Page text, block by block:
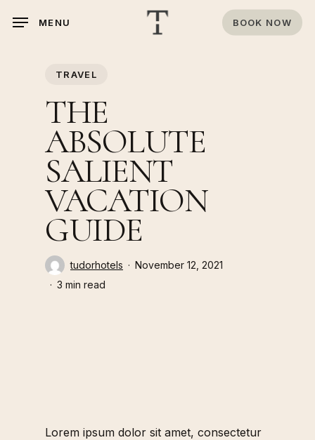
BOOK NOW
MENU
TRAVEL
THE
ABSOLUTE
SALIENT
VACATION
GUIDE
tudorhotels
November 12, 2021
3 min read
Lorem ipsum dolor sit amet, consectetur